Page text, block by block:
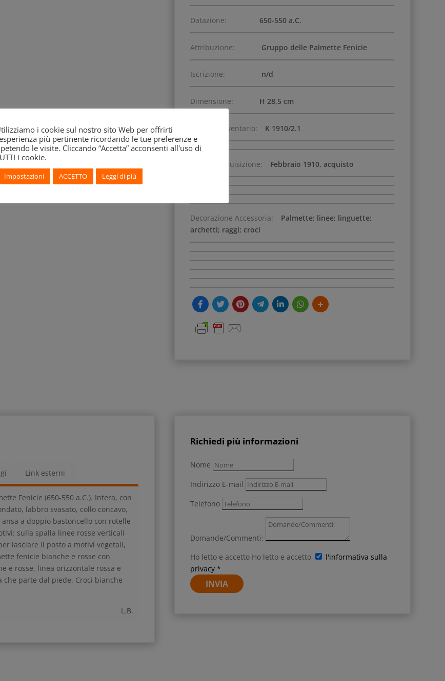
Datazione: 650-550 a.C.
Attribuzione: Gruppo delle Palmette Fenicie
Iscrizione: n/d
Dimensione: H 28,5 cm
Numero Inventario: K 1910/2.1
Data di Acquisizione: Febbraio 1910, acquisto
Decorazione Accessoria:
Palmette; linee; linguette;
archetti; raggi; croci
Link esterni
Fenicie (650-550 a.C.). Intera, con
labbro svasato, collo concavo,
a doppio bastoncello con rotelle
sulla spalla linee rosse verticali
lasciare il posto a motivi vegetali,
fenicie bianche e rosse con
e rosse, linea orizzontale rossa e
parte dal piede. Croci bianche
L.B.
Richiedi più informazioni
Nome
Indirizzo E-mail
Telefono
Domande/Commenti:
Ho letto e accetto Ho letto e accetto
l'informativa sulla
privacy *
INVIA
i cookie sul nostro sito Web per offrirti
più pertinente ricordando le tue preferenze e
le visite. Cliccando “Accetta” acconsenti all'uso di
i cookie.
Impostazioni ACCETTO Leggi di più